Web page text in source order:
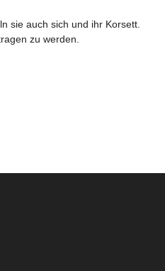
sie auch sich und ihr Korsett.
zu werden.